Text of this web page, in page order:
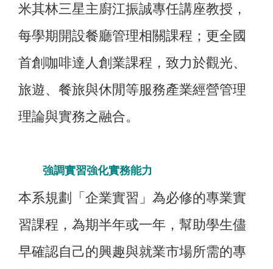
米其林三星主廚江振誠專任講座教授，
每學期開設餐廳管理相關課程；更全國
首創咖啡達人創業課程，致力於觀光、
旅遊、餐旅與休閒等服務產業經營管理
理論與實務之融合。
強調實習強化實務能力
本系規劃「企業實習」為必修的專業實
習課程，為期半年或一年，幫助學生儘
早確認自己的興趣與就業市場所需的專